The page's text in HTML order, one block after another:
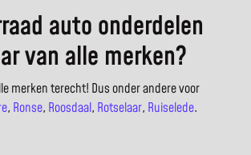
auto onderdelen
van alle merken?
merken terecht! Dus onder andere voor
, Ronse, Roosdaal, Rotselaar, Ruiselede.